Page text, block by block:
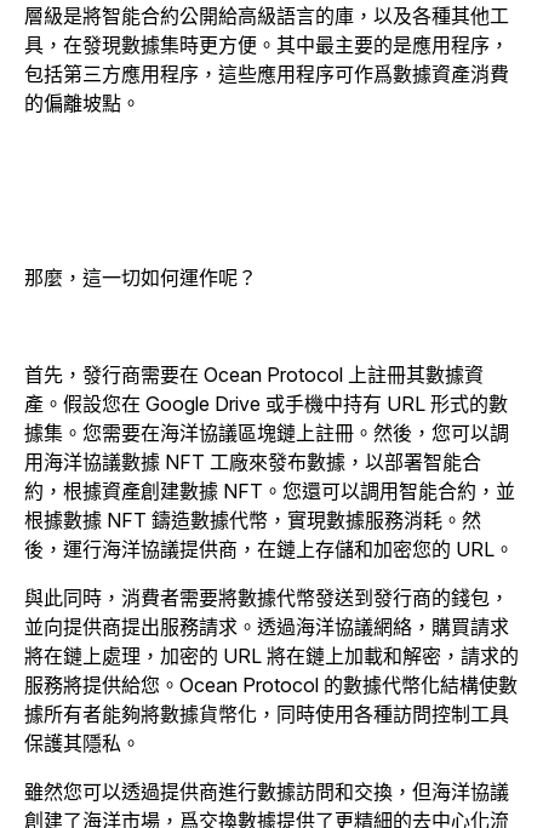
層級是將智能合約公開給高級語言的庫，以及各種其他工
具，在發現數據集時更方便。其中最主要的是應用程序，
包括第三方應用程序，這些應用程序可作爲數據資產消費
的偏離坡點。
那麼，這一切如何運作呢？
首先，發行商需要在 Ocean Protocol 上註冊其數據資
產。假設您在 Google Drive 或手機中持有 URL 形式的數
據集。您需要在海洋協議區塊鏈上註冊。然後，您可以調
用海洋協議數據 NFT 工廠來發布數據，以部署智能合
約，根據資產創建數據 NFT。您還可以調用智能合約，並
根據數據 NFT 鑄造數據代幣，實現數據服務消耗。然
後，運行海洋協議提供商，在鏈上存儲和加密您的 URL。
與此同時，消費者需要將數據代幣發送到發行商的錢包，
並向提供商提出服務請求。透過海洋協議網絡，購買請求
將在鏈上處理，加密的 URL 將在鏈上加載和解密，請求的
服務將提供給您。Ocean Protocol 的數據代幣化結構使數
據所有者能夠將數據貨幣化，同時使用各種訪問控制工具
保護其隱私。
雖然您可以透過提供商進行數據訪問和交換，但海洋協議
創建了海洋市場，爲交換數據提供了更精細的去中心化流